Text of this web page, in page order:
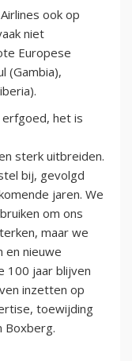
ook op
niet
Europese
(Gambia),
erfgoed, het is
sterk uitbreiden.
bij, gevolgd
jaren. We
om ons
maar we
en nieuwe
100 jaar blijven
inzetten op
toewijding
Boxberg.